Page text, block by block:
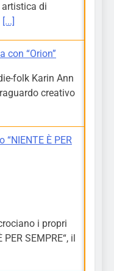
di
[...]
con “Orion”
folk Karin Ann
creativo
È PER
i propri
SEMPRE“, il